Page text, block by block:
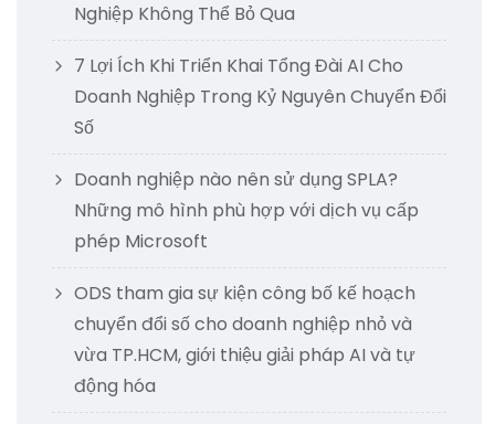
Nghiệp Không Thể Bỏ Qua
7 Lợi Ích Khi Triển Khai Tổng Đài AI Cho
Doanh Nghiệp Trong Kỷ Nguyên Chuyển Đổi
Số
Doanh nghiệp nào nên sử dụng SPLA?
Những mô hình phù hợp với dịch vụ cấp
phép Microsoft
ODS tham gia sự kiện công bố kế hoạch
chuyển đổi số cho doanh nghiệp nhỏ và
vừa TP.HCM, giới thiệu giải pháp AI và tự
động hóa